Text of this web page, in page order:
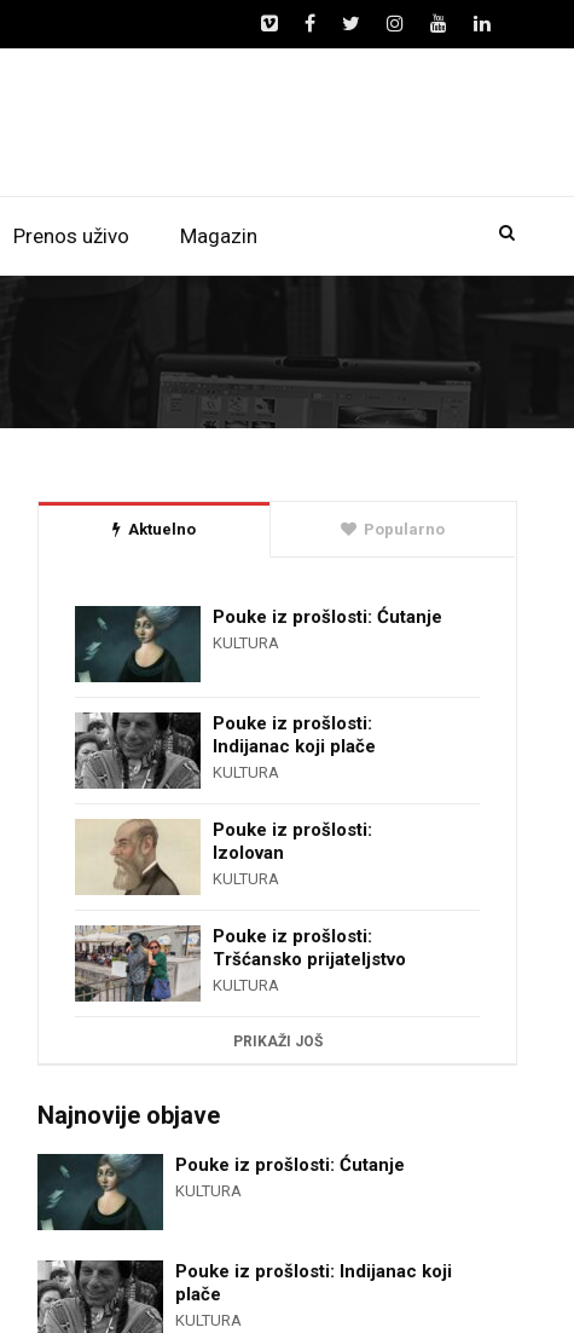
Prenos uživo Magazin
Aktuelno Popularno
Pouke iz prošlosti: Ćutanje
KULTURA
Pouke iz prošlosti:
Indijanac koji plače
KULTURA
Pouke iz prošlosti:
Izolovan
KULTURA
Pouke iz prošlosti:
Tršćansko prijateljstvo
KULTURA
PRIKAŽI JOŠ
Najnovije objave
Pouke iz prošlosti: Ćutanje
KULTURA
Pouke iz prošlosti: Indijanac koji
plače
KULTURA